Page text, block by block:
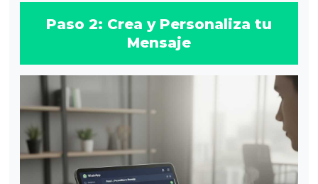
Paso 2: Crea y Personaliza tu
Mensaje